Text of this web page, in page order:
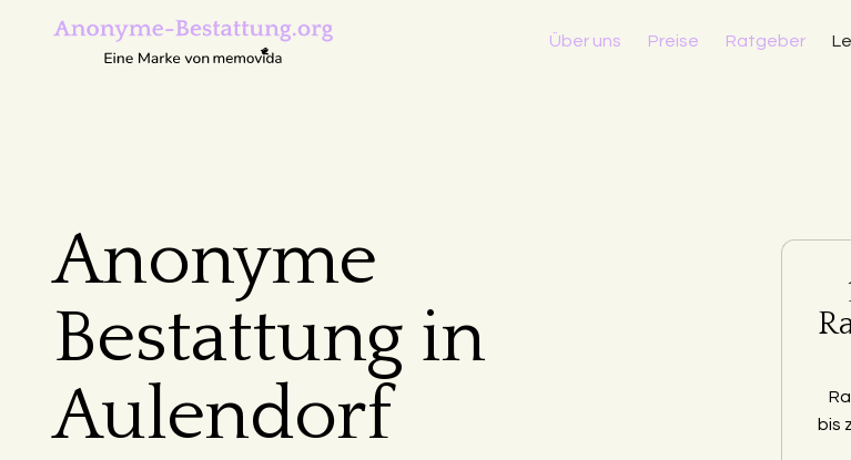
Über uns Preise Ratgeber
Anonyme
Bestattung in
Aulendorf
bis